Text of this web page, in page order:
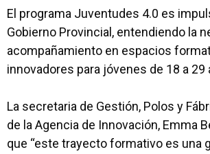
El programa Juventudes 4.0 es
Gobierno Provincial, entendiendo la
acompañamiento en espacios
innovadores para jóvenes de 18 a 29
La secretaria de Gestión, Polos y
de la Agencia de Innovación, Emma
que “este trayecto formativo es una